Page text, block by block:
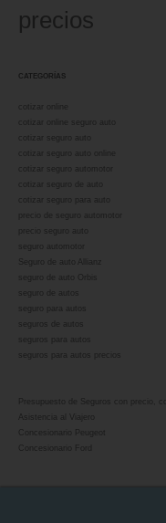
precios
CATEGORÍAS
cotizar online
cotizar online seguro auto
cotizar seguro auto
cotizar seguro auto online
cotizar seguro automotor
cotizar seguro de auto
cotizar seguro para auto
Seguro de auto Allianz
Presupuesto de Seguros con precio,